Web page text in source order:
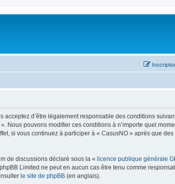
d’être légalement responsable des conditions
Nous pouvons modifier ces conditions à n’importe quel
si vous continuez à participer à « CasusNO » après que
de discussions déclaré sous la « licence publique générale
Limited ne peut en aucun cas être tenu comme
le site de phpBB (en anglais).